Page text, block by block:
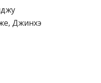
Джинхэ